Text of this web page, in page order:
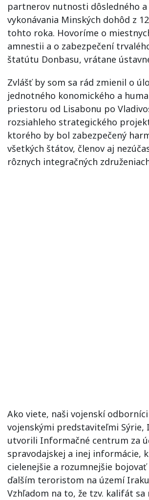
partnerov nutnosti dôsledného
vykonávania Minských dohôd z
tohto roka. Hovoríme o
amnestii a o zabezpečení
štatútu Donbasu, vrátane
Zvlášť by som sa rád zmienil o
jednotného konomického a
priestoru od Lisabonu po
rozsiahleho strategického
ktorého by bol zabezpečený
všetkých štátov, členov aj
rôznych integračných
Ako viete, naši vojenskí
vojenskými predstaviteľmi Sýrie,
utvorili Informačné centrum za
spravodajskej a inej informácie,
cielenejšie a rozumnejšie
ďalším teroristom na území Iraku
Vzhľadom na to, že tzv. kalifát sa